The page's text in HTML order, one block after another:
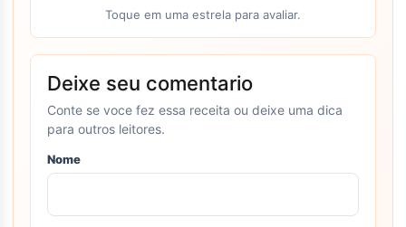
Toque em uma estrela para avaliar.
Deixe seu comentario
Conte se voce fez essa receita ou deixe uma dica
para outros leitores.
Nome